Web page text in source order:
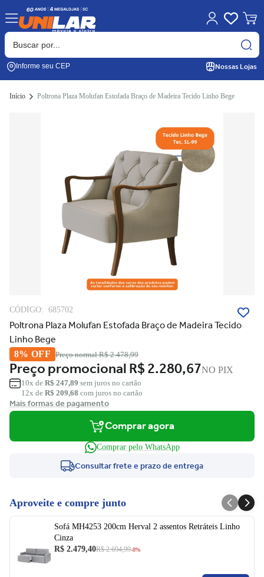
Informe seu CEP Nossas Lojas
Início Poltrona Plaza Molufan Estofada Braço de Madeira Tecido Linho Bege
CÓDIGO: 685702
Poltrona Plaza Molufan Estofada Braço de Madeira Tecido
Linho Bege
8% OFF Preço normalR$ 2.478,99
Preço promocionalR$ 2.280,67NO PIX
10x de R$ 247,89 sem juros no cartão
12x de R$ 209,68 com juros no cartão
Mais formas de pagamento
Comprar agora
Comprar pelo WhatsApp
Consultar frete e prazo de entrega
Aproveite e compre junto
Sofá MH4253 200cm Herval 2 assentos Retráteis Linho
Cinza
R$ 2.479,40R$ 2.694,99-8%